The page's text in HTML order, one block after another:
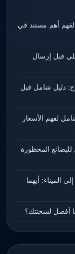
أهم مستند في
قبل إرسال
دليل شامل قبل
لفهم الأسعار
المحظورة
الميناء: أيهما
أفضل لشحنتك؟